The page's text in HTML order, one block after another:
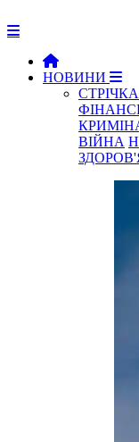
НОВИНИ
ВІЙНА